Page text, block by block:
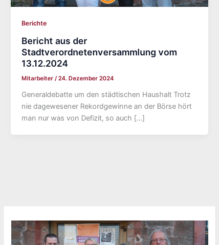
Berichte
Bericht aus der
Stadtverordnetenversammlung vom
13.12.2024
Mitarbeiter/24. Dezember 2024
Generaldebatte um den städtischen Haushalt Trotz
nie dagewesener Rekordgewinne an der Börse hört
man nur was von Defizit, so auch […]